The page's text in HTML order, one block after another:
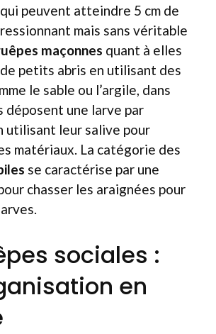
peuvent atteindre 5 cm de
mais sans véritable
maçonnes quant à elles
petits abris en utilisant des
le sable ou l’argile, dans
déposent une larve par
utilisant leur salive pour
matériaux. La catégorie des
se caractérise par une
chasser les araignées pour
sociales :
en